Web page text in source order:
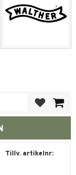
Tillv. artikelnr